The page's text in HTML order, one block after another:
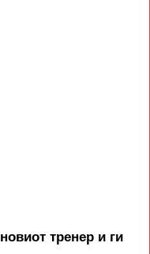
тренер и ги